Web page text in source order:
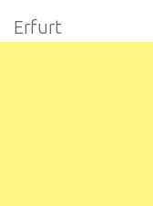
Erfurt